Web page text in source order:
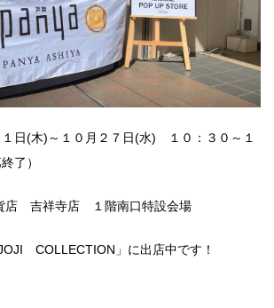
日(木)～１０月２７日(水) １０：３０～１
了）
店 吉祥寺店 １階南口特設会場
COLLECTION」に出店中です！